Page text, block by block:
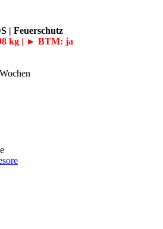
| Feuerschutz
kg | ► BTM: ja